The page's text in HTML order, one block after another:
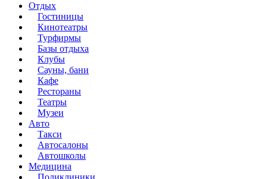
Отдых
Гостиницы
Кинотеатры
Турфирмы
Базы отдыха
Клубы
Сауны, бани
Кафе
Рестораны
Театры
Музеи
Авто
Такси
Автосалоны
Автошколы
Медицина